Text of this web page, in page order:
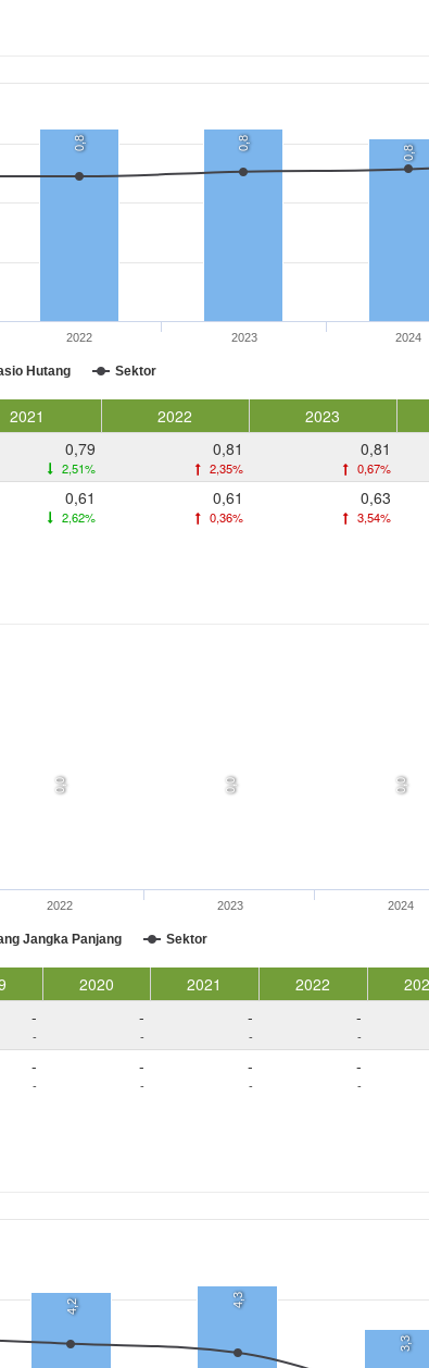
0,8 0,8
0,8
Hutang Sektor
2022 2023 2024
2021 2022 2023
0,79
2,51%
0,81
2,35%
0,81
0,67%
0,61
2,62%
0,61
0,36%
0,63
3,54%
0,0 0,0 0,0
Jangka Panjang Sektor
2022 2023 2024
2020 2021 2022
-
-
-
-
-
-
-
-
-
-
-
-
-
-
-
-
4,2 4,3
3,3